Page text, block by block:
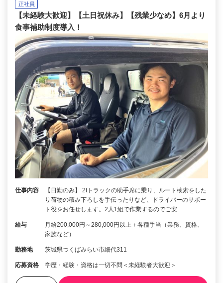
正社員
【未経験大歓迎】【土日祝休み】【残業少なめ】6月より
食事補助制度導入！
仕事内容
【日勤のみ】 2tトラックの助手席に乗り、ルート検索をした
り荷物の積み下ろしを手伝ったりなど、ドライバーのサポー
ト役をお任せします。2人1組で作業するのでご安…
給与
月給200,000円～280,000円以上＋各種手当（業務、資格、
家族など）
勤務地 茨城県つくばみらい市細代311
応募資格 学歴・経験・資格は一切不問＜未経験者大歓迎＞